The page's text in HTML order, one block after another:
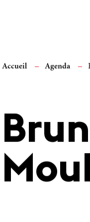
Accueil Agenda